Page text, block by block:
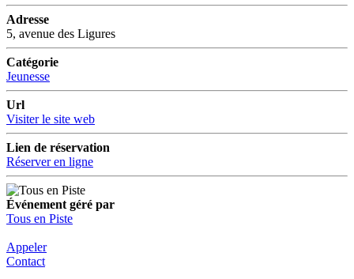
Adresse
5, avenue des Ligures
Catégorie
Jeunesse
Url
Visiter le site web
Lien de réservation
Réserver en ligne
Événement géré par
Tous en Piste
Appeler
Contact